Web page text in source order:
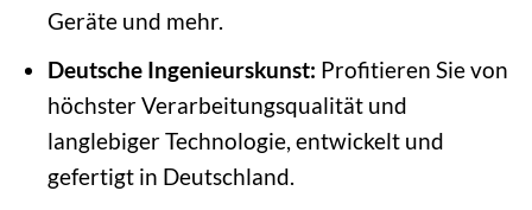
Geräte und mehr.
Deutsche Ingenieurskunst: Profitieren Sie von
höchster Verarbeitungsqualität und
langlebiger Technologie, entwickelt und
gefertigt in Deutschland.